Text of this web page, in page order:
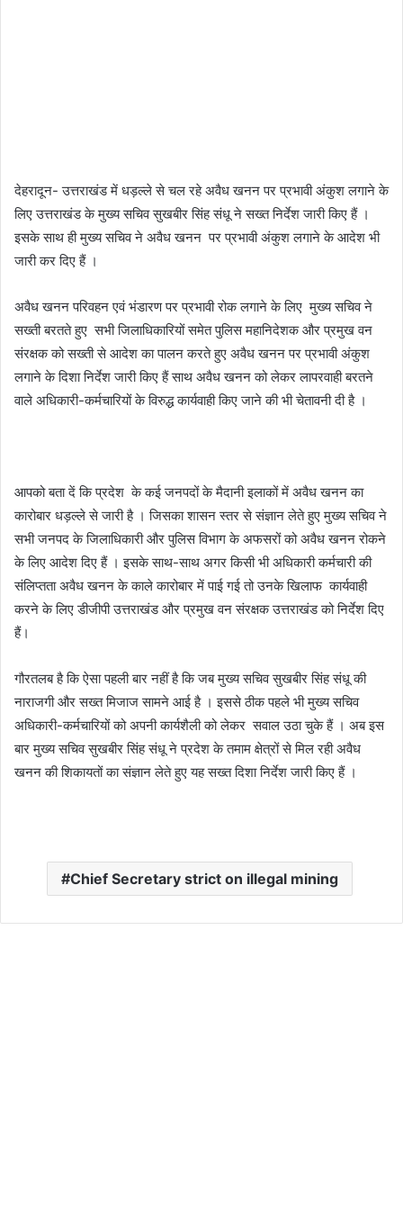
देहरादून- उत्तराखंड में धड़ल्ले से चल रहे अवैध खनन पर प्रभावी अंकुश लगाने के
लिए उत्तराखंड के मुख्य सचिव सुखबीर सिंह संधू ने सख्त निर्देश जारी किए हैं ।
इसके साथ ही मुख्य सचिव ने अवैध खनन पर प्रभावी अंकुश लगाने के आदेश भी
जारी कर दिए हैं ।
अवैध खनन परिवहन एवं भंडारण पर प्रभावी रोक लगाने के लिए मुख्य सचिव ने
सख्ती बरतते हुए सभी जिलाधिकारियों समेत पुलिस महानिदेशक और प्रमुख वन
संरक्षक को सख्ती से आदेश का पालन करते हुए अवैध खनन पर प्रभावी अंकुश
लगाने के दिशा निर्देश जारी किए हैं साथ अवैध खनन को लेकर लापरवाही बरतने
वाले अधिकारी-कर्मचारियों के विरुद्ध कार्यवाही किए जाने की भी चेतावनी दी है ।
आपको बता दें कि प्रदेश के कई जनपदों के मैदानी इलाकों में अवैध खनन का
कारोबार धड़ल्ले से जारी है । जिसका शासन स्तर से संज्ञान लेते हुए मुख्य सचिव ने
सभी जनपद के जिलाधिकारी और पुलिस विभाग के अफसरों को अवैध खनन रोकने
के लिए आदेश दिए हैं । इसके साथ-साथ अगर किसी भी अधिकारी कर्मचारी की
संलिप्तता अवैध खनन के काले कारोबार में पाई गई तो उनके खिलाफ कार्यवाही
करने के लिए डीजीपी उत्तराखंड और प्रमुख वन संरक्षक उत्तराखंड को निर्देश दिए
हैं।
गौरतलब है कि ऐसा पहली बार नहीं है कि जब मुख्य सचिव सुखबीर सिंह संधू की
नाराजगी और सख्त मिजाज सामने आई है । इससे ठीक पहले भी मुख्य सचिव
अधिकारी-कर्मचारियों को अपनी कार्यशैली को लेकर सवाल उठा चुके हैं । अब इस
बार मुख्य सचिव सुखबीर सिंह संधू ने प्रदेश के तमाम क्षेत्रों से मिल रही अवैध
खनन की शिकायतों का संज्ञान लेते हुए यह सख्त दिशा निर्देश जारी किए हैं ।
Chief Secretary strict on illegal mining